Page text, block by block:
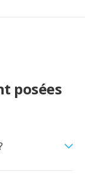
posées